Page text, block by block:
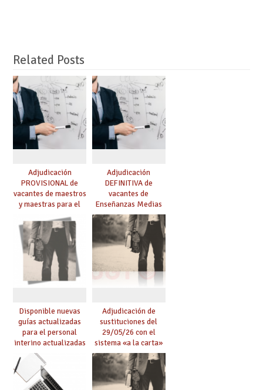
Related Posts
Adjudicación
PROVISIONAL de
vacantes de maestros
y maestras para el
curso 26-27
Adjudicación
DEFINITIVA de
vacantes de
Enseñanzas Medias
para el curso 26-27
Disponible nuevas
guías actualizadas
para el personal
interino actualizadas
para el curso 26/27
Adjudicación de
sustituciones del
29/05/26 con el
sistema «a la carta»
conseguido con el
Acuerdo de Mejoras